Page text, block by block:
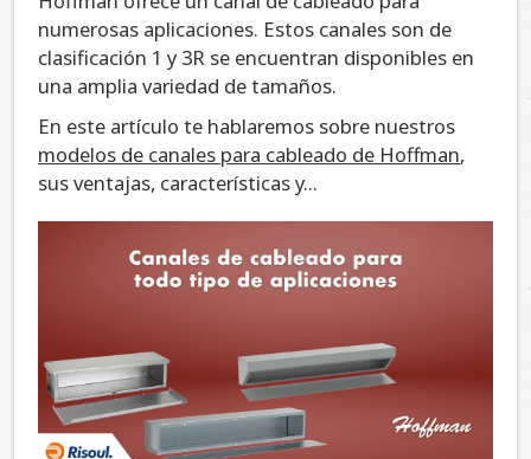
numerosas aplicaciones. Estos canales son de
clasificación 1 y 3R se encuentran disponibles en
una amplia variedad de tamaños.
En este artículo te hablaremos sobre nuestros
modelos de canales para cableado de Hoffman,
sus ventajas, características y...